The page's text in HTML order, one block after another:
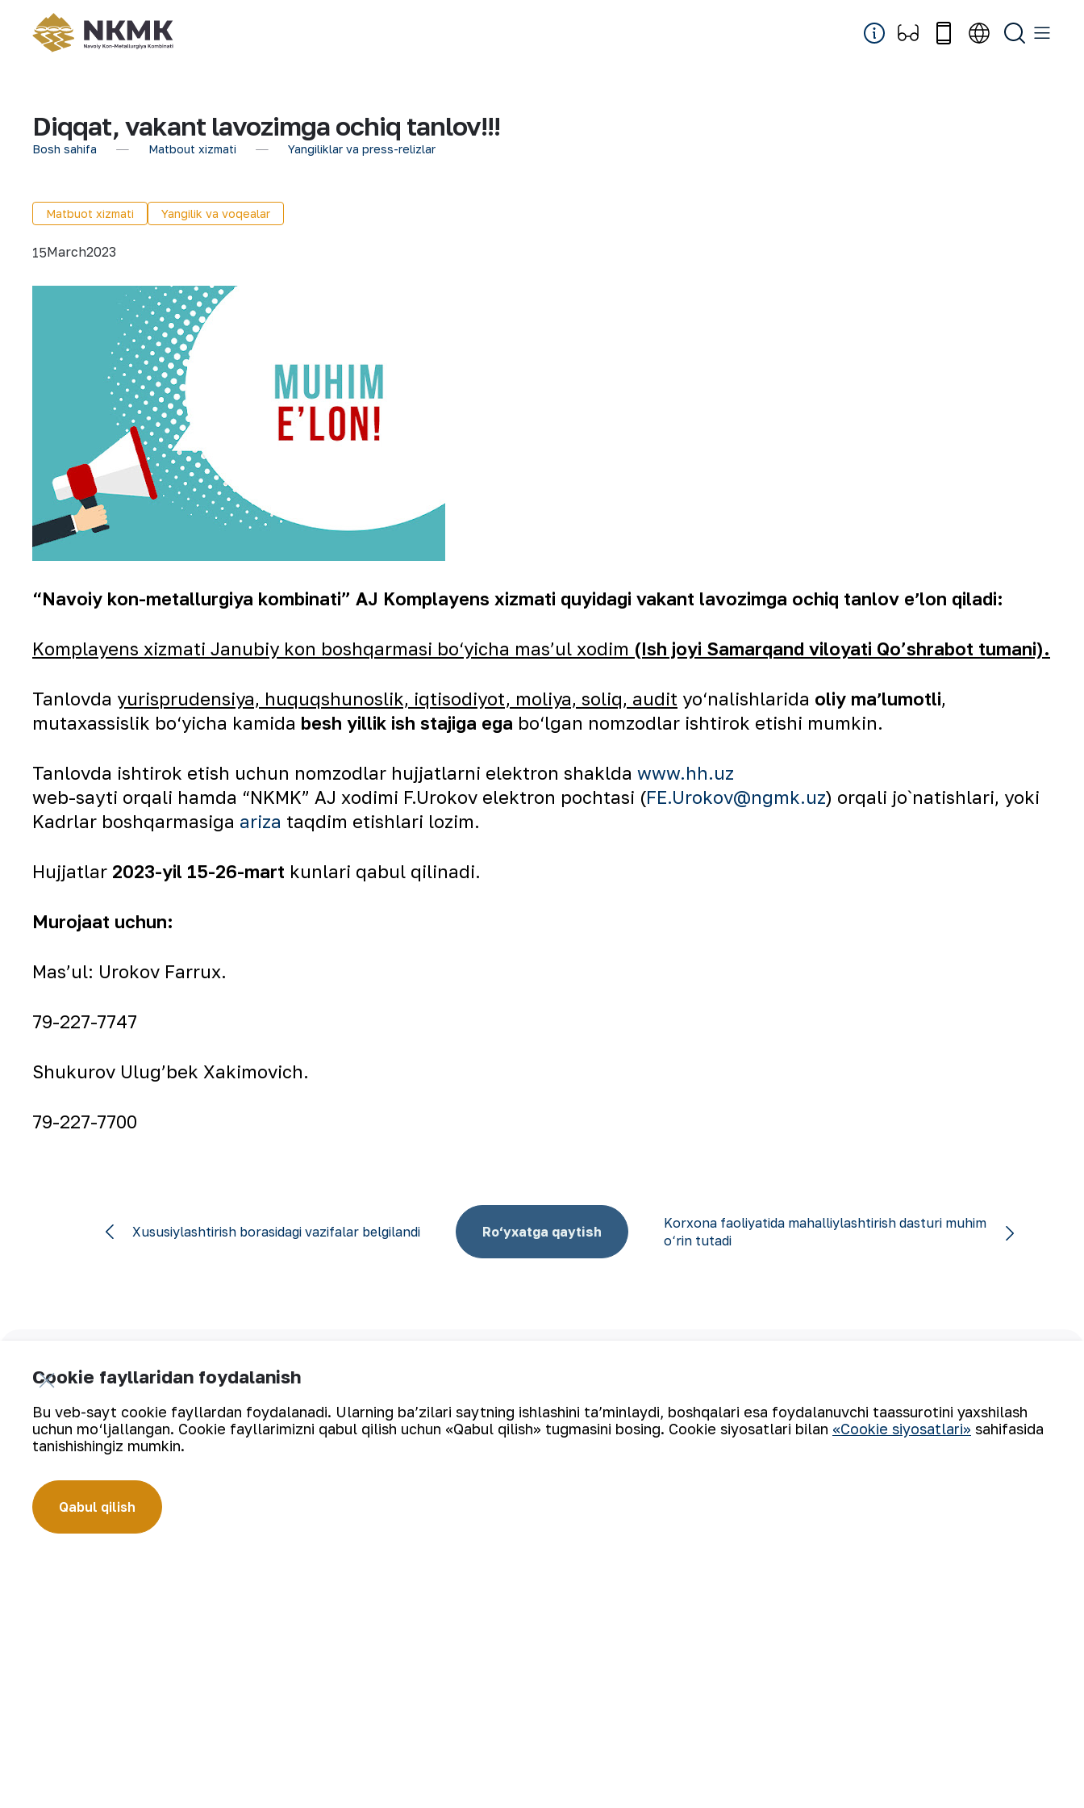
Diqqat, vakant lavozimga ochiq tanlov!!!
Bosh sahifa Matbout xizmati Yangiliklar va press-relizlar
Matbuot xizmati Yangilik va voqealar
15March2023
“Navoiy kon-metallurgiya kombinati” AJ Komplayens xizmati quyidagi vakant lavozimga ochiq tanlov eʼlon qiladi:
Komplayens xizmati Janubiy kon boshqarmasi bo‘yicha masʼul xodim (Ish joyi Samarqand viloyati Qo’shrabot tumani).
Tanlovda yurisprudensiya, huquqshunoslik, iqtisodiyot, moliya, soliq, audit yo‘nalishlarida oliy maʼlumotli,
mutaxassislik bo‘yicha kamida besh yillik ish stajiga ega bo‘lgan nomzodlar ishtirok etishi mumkin.
Tanlovda ishtirok etish uchun nomzodlar hujjatlarni elektron shaklda www.hh.uz
web-sayti orqali hamda “NKMK” AJ xodimi F.Urokov elektron pochtasi (FE.Urokov@ngmk.uz) orqali jo`natishlari, yoki
Kadrlar boshqarmasiga ariza taqdim etishlari lozim.
Hujjatlar 2023-yil 15-26-mart kunlari qabul qilinadi.
Murojaat uchun:
Mas’ul: Urokov Farrux.
79-227-7747
Shukurov Ulug’bek Xakimovich.
79-227-7700
Xususiylashtirish borasidagi vazifalar belgilandi Ro‘yxatga qaytish
Korxona faoliyatida mahalliylashtirish dasturi muhim
o‘rin tutadi
Yangilanishlarga obuna bo‘ling:
Kombinat yer osti boyliklari zaxiralarini geologik qidirish, qazib olish va qayta ishlashdan to tayyor mahsulot olishgacha
bo‘lgan ishlab chiqarish jarayonlari to‘liq amalga oshiriladigan sanoat klasteridir. “NKMK” AJning “999,9” soflikdagi oltin
quymalari jahonning qimmatbaho metallar bo‘yicha birjalarida O‘zbekistonning brendiga aylandi.
Cookie fayllaridan foydalanish
Bu veb-sayt cookie fayllardan foydalanadi. Ularning ba’zilari saytning ishlashini ta’minlaydi, boshqalari esa foydalanuvchi taassurotini yaxshilash
uchun mo‘ljallangan. Cookie fayllarimizni qabul qilish uchun «Qabul qilish» tugmasini bosing. Cookie siyosatlari bilan «Cookie siyosatlari» sahifasida
tanishishingiz mumkin.
Qabul qilish